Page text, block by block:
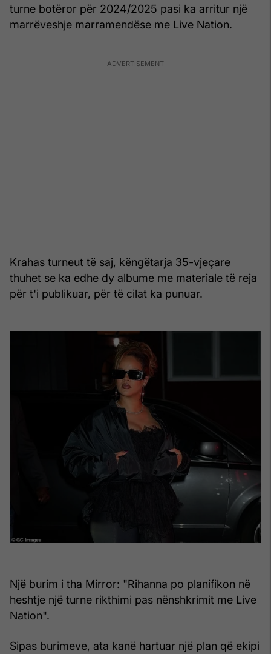
turne botëror për 2024/2025 pasi ka arritur një
marrëveshje marramendëse me Live Nation.
Krahas turneut të saj, këngëtarja 35-vjeçare
thuhet se ka edhe dy albume me materiale të reja
për t'i publikuar, për të cilat ka punuar.
Një burim i tha Mirror: "Rihanna po planifikon në
heshtje një turne rikthimi pas nënshkrimit me Live
Nation".
Sipas burimeve, ata kanë hartuar një plan që ekipi